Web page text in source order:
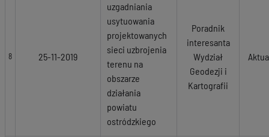
8 25-11-2019
uzgadniania
usytuowania
projektowanych
sieci uzbrojenia
terenu na
obszarze
działania
powiatu
ostródzkiego
Poradnik
interesanta
Wydział
Geodezji i
Kartografii